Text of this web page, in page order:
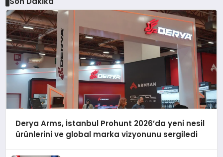
Derya Arms, İstanbul Prohunt 2026’da yeni nesil
ürünlerini ve global marka vizyonunu sergiledi